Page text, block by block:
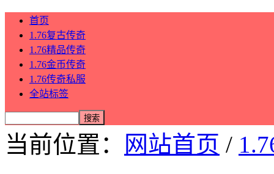
首页
1.76复古传奇
1.76精品传奇
1.76金币传奇
1.76传奇私服
全站标签
当前位置： 网站首页 /